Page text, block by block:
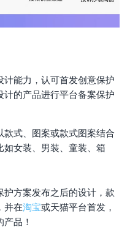
计能力，认可首发创意保护
计的产品进行平台备案保护
款式、图案或款式图案结合
如女装、男装、童装、箱
护方案发布之后的设计，款
并在淘宝或天猫平台首发，
品！